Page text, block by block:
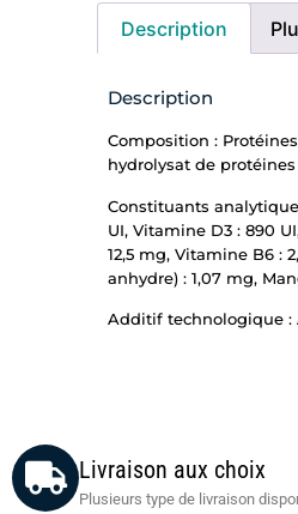
Description
Description
Composition :
hydrolysat de protéines
Constituants
UI, Vitamine D3 : 890
12,5 mg, Vitamine B6 :
anhydre) : 1,07 mg,
Additif technologique :
Livraison aux choix
Plusieurs type de livraison